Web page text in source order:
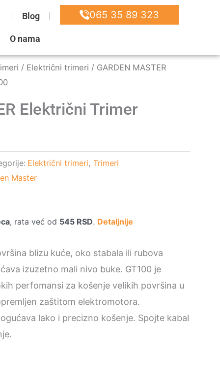
Blog
O nama
065 35 89 323
/ Električni trimeri / GARDEN MASTER
Električni Trimer
Električni trimeri, Trimeri
Master
, rata već od 545 RSD. Detaljnije
blizu kuće, oko stabala ili rubova
izuzetno mali nivo buke. GT100 je
perfomansi za košenje velikih površina u
zaštitom elektromotora.
lako i precizno košenje. Spojte kabal